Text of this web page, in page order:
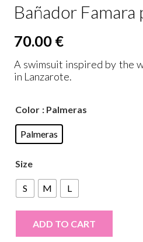
Bañador Famara
70.00 €
A swimsuit inspired by the
in Lanzarote.
Color : Palmeras
Palmeras
Size
S M L
Bañador
ADD TO CART